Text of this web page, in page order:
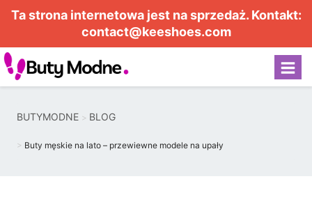
Ta strona internetowa jest na sprzedaż. Kontakt:
contact@keeshoes.com
BUTYMODNE BLOG
Buty męskie na lato – przewiewne modele na upały